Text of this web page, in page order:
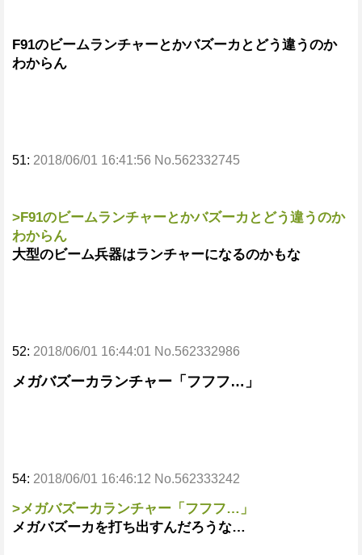
F91のビームランチャーとかバズーカとどう違うのか
わからん
51: 2018/06/01 16:41:56 No.562332745
>F91のビームランチャーとかバズーカとどう違うのか
わからん
大型のビーム兵器はランチャーになるのかもな
52: 2018/06/01 16:44:01 No.562332986
メガバズーカランチャー「フフフ…」
54: 2018/06/01 16:46:12 No.562333242
>メガバズーカランチャー「フフフ…」
メガバズーカを打ち出すんだろうな…